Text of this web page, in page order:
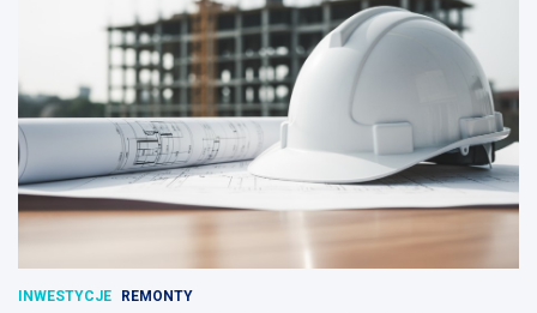
INWESTYCJE REMONTY